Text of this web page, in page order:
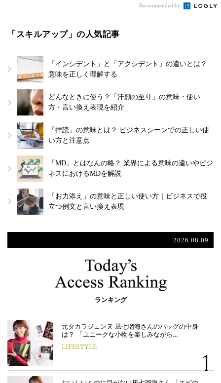
Recommended by
「スキルアップ」の人気記事
「インシデント」と「アクシデント」の違いとは？
意味を正しく理解する
どんなときに使う？「汗顔の至り」の意味・使い
方・言い換え表現を紹介
「拝読」の意味とは？ ビジネスシーンでの正しい使
い方と注意点
「MD」とはなんの略？ 業界による意味の違いやビジ
ネスにおけるMDを解説
「お力添え」の意味と正しい使い方｜ビジネスで役
立つ例文と言い換え表現
2026.08.09
ランキング
元タカラジェンヌ 凪七瑠海さんのバッグの中身
は？ 「ユニークな小物を楽しみながら…
LIFESTYLE